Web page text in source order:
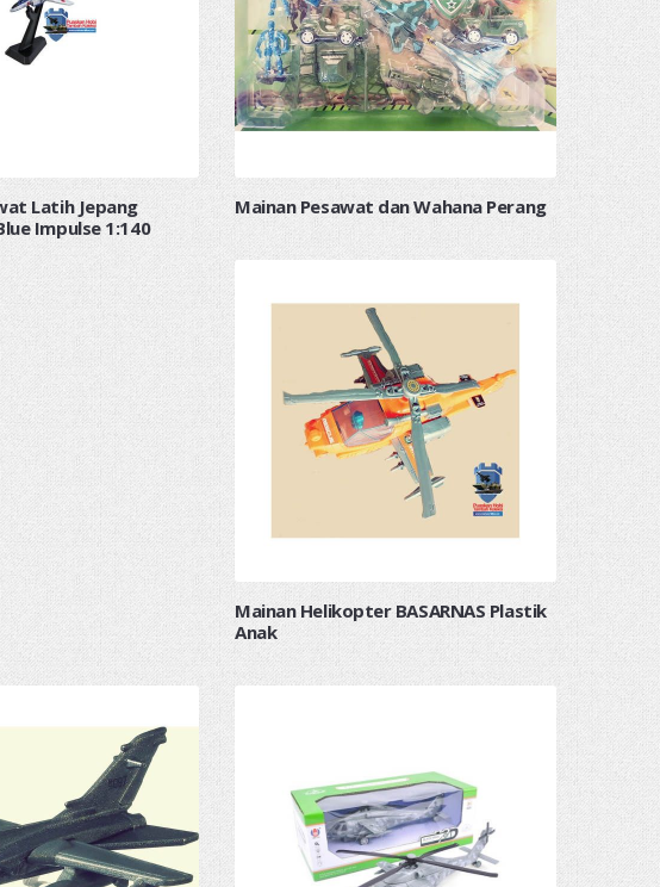
Latih Jepang
Impulse 1:140
Mainan Pesawat dan Wahana Perang
Mainan Helikopter BASARNAS Plastik
Anak